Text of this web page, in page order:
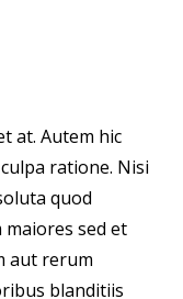
at. Autem hic
ratione. Nisi
quod
maiores sed et
aut rerum
blanditiis